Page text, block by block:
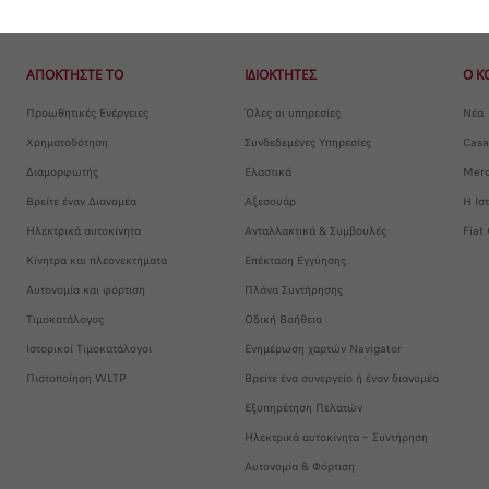
ΑΠΟΚΤΗΣΤΕ ΤΟ
Προωθητικές Ενέργειες
Χρηματοδότηση
Διαμορφωτής
Βρείτε έναν Διανομέα
Ηλεκτρικά αυτοκίνητα
Κίνητρα και πλεονεκτήματα
Αυτονομία και φόρτιση
Τιμοκατάλογος
Ιστορικοί Τιμοκατάλογοι
Πιστοποίηση WLTP
ΙΔΙΟΚΤΗΤΕΣ
Όλες οι υπηρεσίες
Συνδεδεμένες Υπηρεσίες
Ελαστικά
Αξεσουάρ
Ανταλλακτικά & Συμβουλές
Επέκταση Εγγύησης
Πλάνα Συντήρησης
Οδική Βοήθεια
Ενημέρωση χαρτών Navigator
Βρείτε ένα συνεργείο ή έναν διανομέα
Εξυπηρέτηση Πελατών
Ηλεκτρικά αυτοκίνητα – Συντήρηση
Αυτονομία & Φόρτιση
Ο
Νέα
Η
Fiat